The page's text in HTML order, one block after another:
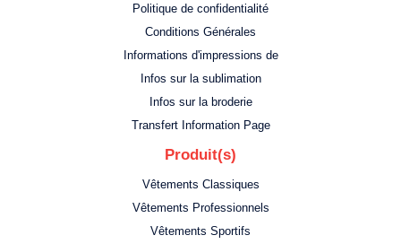
Politique de confidentialité
Conditions Générales
Informations d'impressions de
Infos sur la sublimation
Infos sur la broderie
Transfert Information Page
Produit(s)
Vêtements Classiques
Vêtements Professionnels
Vêtements Sportifs